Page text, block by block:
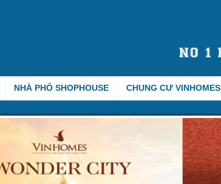
NHÀ PHỐ SHOPHOUSE CHUNG CƯ VINHOMES